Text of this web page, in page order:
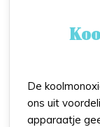
De
ons uit
apparaatje